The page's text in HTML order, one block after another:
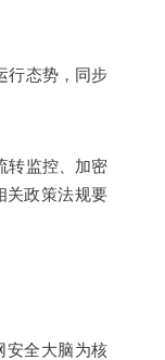
行态势，同步
转监控、加密
关政策法规要
安全大脑为核